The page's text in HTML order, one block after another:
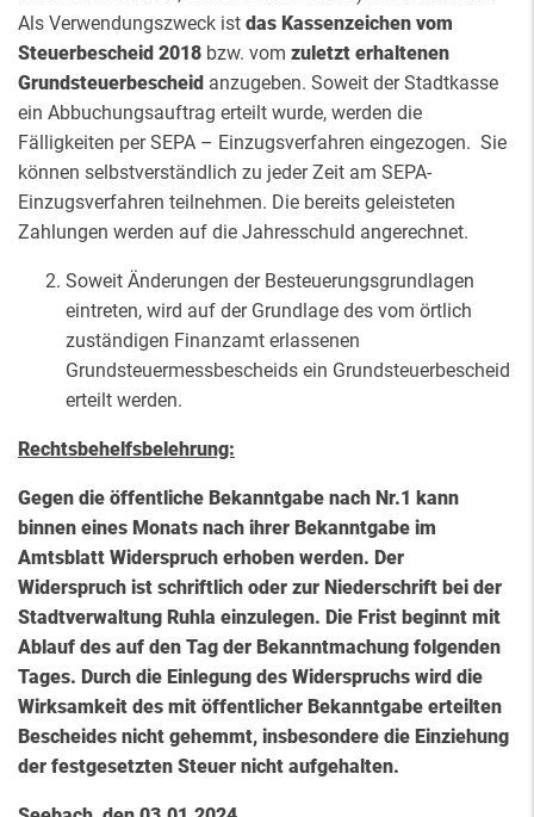
Als Verwendungszweck ist das Kassenzeichen vom
Steuerbescheid 2018 bzw. vom zuletzt erhaltenen
Grundsteuerbescheid anzugeben. Soweit der Stadtkasse
ein Abbuchungsauftrag erteilt wurde, werden die
Fälligkeiten per SEPA – Einzugsverfahren eingezogen. Sie
können selbstverständlich zu jeder Zeit am SEPA-
Einzugsverfahren teilnehmen. Die bereits geleisteten
Zahlungen werden auf die Jahresschuld angerechnet.
Soweit Änderungen der Besteuerungsgrundlagen
eintreten, wird auf der Grundlage des vom örtlich
zuständigen Finanzamt erlassenen
Grundsteuermessbescheids ein Grundsteuerbescheid
erteilt werden.
Rechtsbehelfsbelehrung:
Gegen die öffentliche Bekanntgabe nach Nr.1 kann
binnen eines Monats nach ihrer Bekanntgabe im
Amtsblatt Widerspruch erhoben werden. Der
Widerspruch ist schriftlich oder zur Niederschrift bei der
Stadtverwaltung Ruhla einzulegen. Die Frist beginnt mit
Ablauf des auf den Tag der Bekanntmachung folgenden
Tages. Durch die Einlegung des Widerspruchs wird die
Wirksamkeit des mit öffentlicher Bekanntgabe erteilten
Bescheides nicht gehemmt, insbesondere die Einziehung
der festgesetzten Steuer nicht aufgehalten.